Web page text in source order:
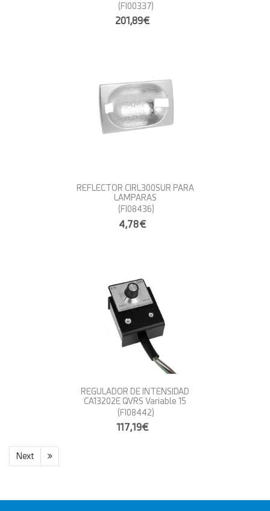
(FI00337)
201,89€
REFLECTOR CIRL300SUR PARA
LAMPARAS
(FI08436)
4,78€
REGULADOR DE INTENSIDAD
CA13202E QVRS Variable 15
(FI08442)
117,19€
Next